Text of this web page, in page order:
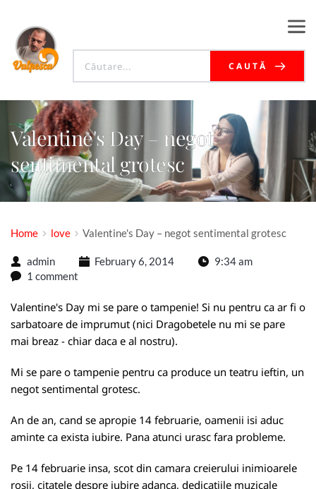
CAUTĂ
Valentine's Day – negot
sentimental grotesc
Home love Valentine's Day – negot sentimental grotesc
admin February 6, 2014
9:34 am
1 comment
Valentine's Day mi se pare o tampenie! Si nu pentru ca ar fi o
sarbatoare de imprumut (nici Dragobetele nu mi se pare
mai breaz - chiar daca e al nostru).
Mi se pare o tampenie pentru ca produce un teatru ieftin, un
negot sentimental grotesc.
An de an, cand se apropie 14 februarie, oamenii isi aduc
aminte ca exista iubire. Pana atunci urasc fara probleme.
Pe 14 februarie insa, scot din camara creierului inimioarele
rosii, citatele despre iubire adanca, dedicatiile muzicale